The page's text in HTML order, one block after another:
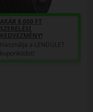
AKÁR 8.000 FT
SZERELÉSI
KEDVEZMÉNY!
Használja a LENDÜLET
kuponkódot!